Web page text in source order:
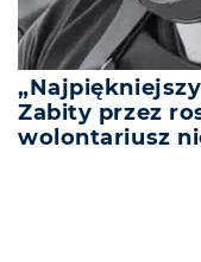
Zabity przez
wolontariusz